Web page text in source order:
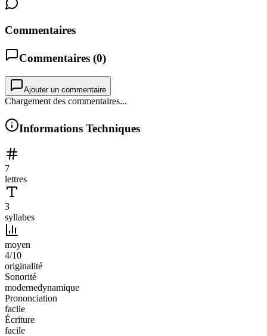
Commentaires
Commentaires (0)
Ajouter un commentaire
Chargement des commentaires...
Informations Techniques
7
lettres
3
syllabes
moyen
4/10
originalité
Sonorité
modernedynamique
Prononciation
facile
Écriture
facile